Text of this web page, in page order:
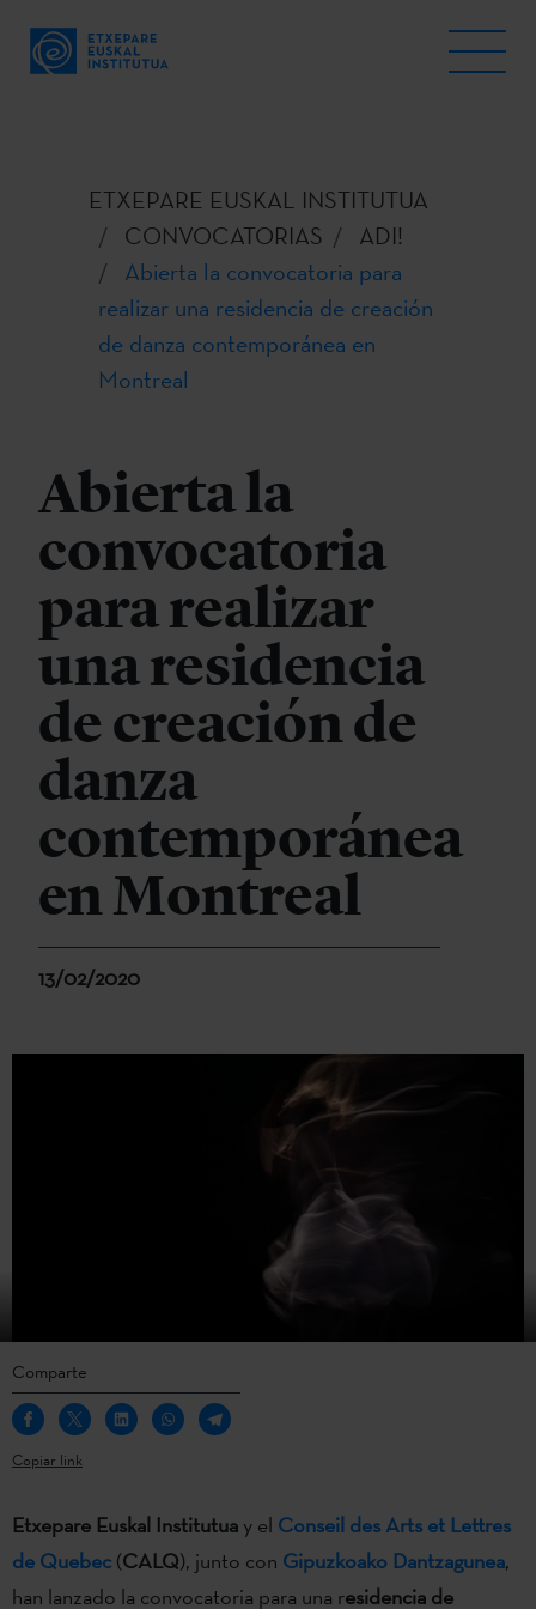
ETXEPARE EUSKAL INSTITUTUA
CONVOCATORIAS
ADI!
Abierta la convocatoria para
realizar una residencia de creación
de danza contemporánea en
Montreal
Abierta la
convocatoria
para realizar
una residencia
de creación de
danza
contemporánea
en Montreal
13/02/2020
Comparte
Copiar link
Etxepare Euskal Institutua y el Conseil des Arts et Lettres
de Quebec (CALQ), junto con Gipuzkoako Dantzagunea,
han lanzado la convocatoria para una residencia de